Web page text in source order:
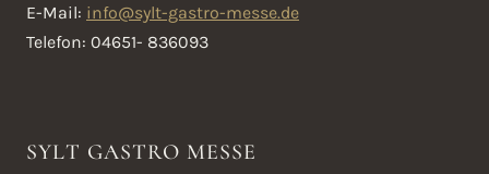
E-Mail: info@sylt-gastro-messe.de
Telefon: 04651- 836093
SYLT GASTRO MESSE